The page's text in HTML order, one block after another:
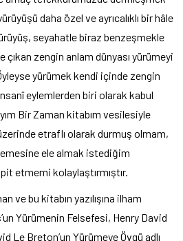
daha özel ve ayrıcalıklı bir hâle
seyahatle biraz benzeşmekle
zengin anlam dünyası yürümeyi
yürümek kendi içinde zengin
eylemlerden biri olarak kabul
Bir Zaman kitabım vesilesiyle
etraflı olarak durmuş olmam,
ele almak istediğim
etmemi kolaylaştırmıştır.
ve bu kitabın yazılışına ilham
Yürümenin Felsefesi, Henry David
Le Breton’un Yürümeye Övgü adlı